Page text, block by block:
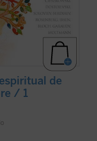
de
/ 1